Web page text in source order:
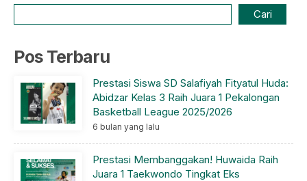
Cari
Pos Terbaru
Prestasi Siswa SD Salafiyah Fityatul Huda:
Abidzar Kelas 3 Raih Juara 1 Pekalongan
Basketball League 2025/2026
6 bulan yang lalu
Prestasi Membanggakan! Huwaida Raih
Juara 1 Taekwondo Tingkat Eks